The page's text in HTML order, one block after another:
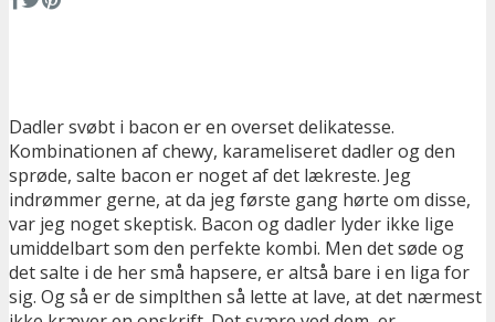
Dadler svøbt i bacon er en overset delikatesse.
Kombinationen af chewy, karameliseret dadler og den
sprøde, salte bacon er noget af det lækreste. Jeg
indrømmer gerne, at da jeg første gang hørte om disse,
var jeg noget skeptisk. Bacon og dadler lyder ikke lige
umiddelbart som den perfekte kombi. Men det søde og
det salte i de her små hapsere, er altså bare i en liga for
sig. Og så er de simplthen så lette at lave, at det nærmest